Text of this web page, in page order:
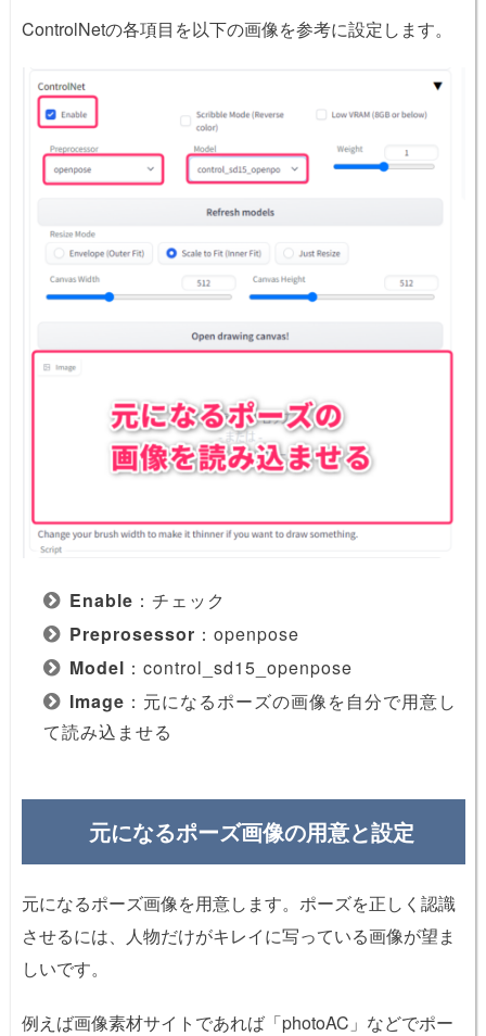
ControlNetの各項目を以下の画像を参考に設定します。
Enable ：チェック
Preprosessor ：openpose
Model ：control_sd15_openpose
Image ：元になるポーズの画像を自分で用意し
て読み込ませる
元になるポーズ画像の用意と設定
元になるポーズ画像を用意します。ポーズを正しく認識
させるには、人物だけがキレイに写っている画像が望ま
しいです。
例えば画像素材サイトであれば「photoAC」などでポー